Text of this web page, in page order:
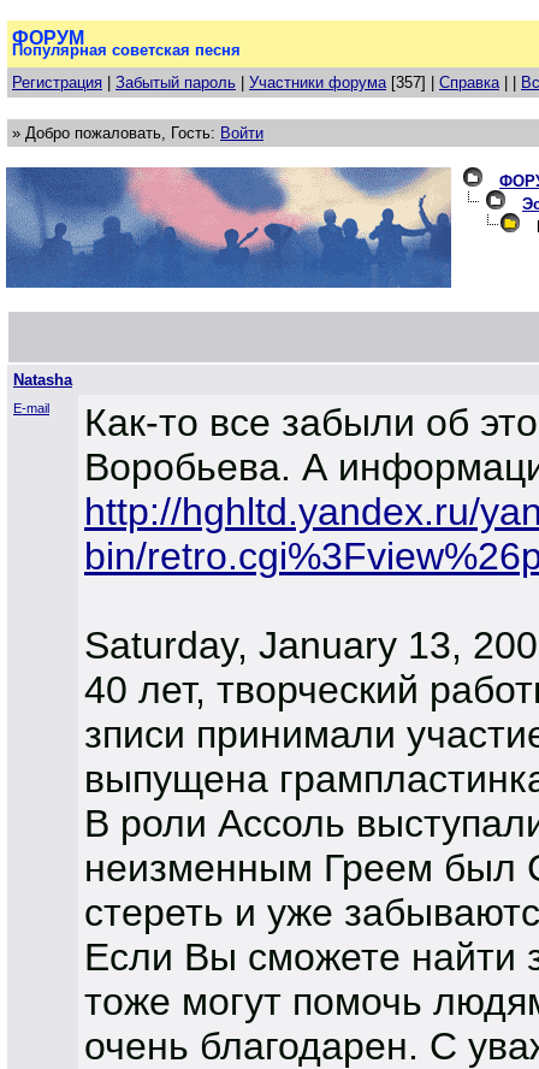
ФОРУМ
Популярная советская песня
Регистрация
Забытый пароль Участники форума[357] | Справка| |
» Добро пожаловать, Гость: Войти
Natasha
E-mail
Как-то все забыли об
Воробьева. А
http://hghltd.yandex.ru/
bin/
Saturday, January 13,
40 лет, творческий
зписи принимали
выпущена
В роли Ассоль
неизменным Греем был
стереть и уже
Если Вы сможете найти
тоже могут помочь
очень благодарен. С